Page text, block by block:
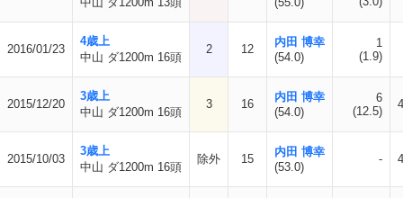
2016/01/23
4歳上
中山 ダ1200m 16頭
2 12
内田 博幸
(54.0)
1
(1.9)
2015/12/20
3歳上
中山 ダ1200m 16頭
3 16
内田 博幸
(54.0)
6
(12.5)
2015/10/03
3歳上
中山 ダ1200m 16頭
除外 15
内田 博幸
(53.0)
-